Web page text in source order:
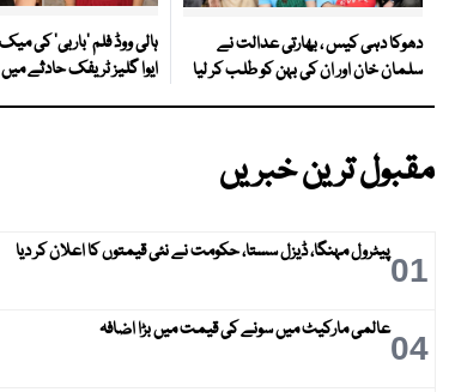
دھوکا دہی کیس ، بھارتی عدالت نے
سلمان خان اور ان کی بہن کو طلب کر لیا
ہالی ووڈ فلم ’باربی‘ کی
ایوا گلیز ٹریفک حادثے
مقبول ترین خبریں
01پیٹرول مہنگا، ڈیزل سستا، حکومت نے نئی قیمتوں کا اعلان کر دیا
04عالمی مارکیٹ میں سونے کی قیمت میں بڑا اضافہ